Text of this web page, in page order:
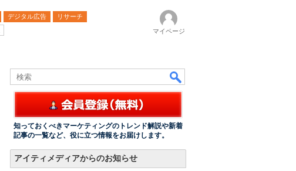
デジタル広告
リサーチ
マイページ
知っておくべきマーケティングのトレンド解説や新着
記事の一覧など、役に立つ情報をお届けします。
アイティメディアからのお知らせ